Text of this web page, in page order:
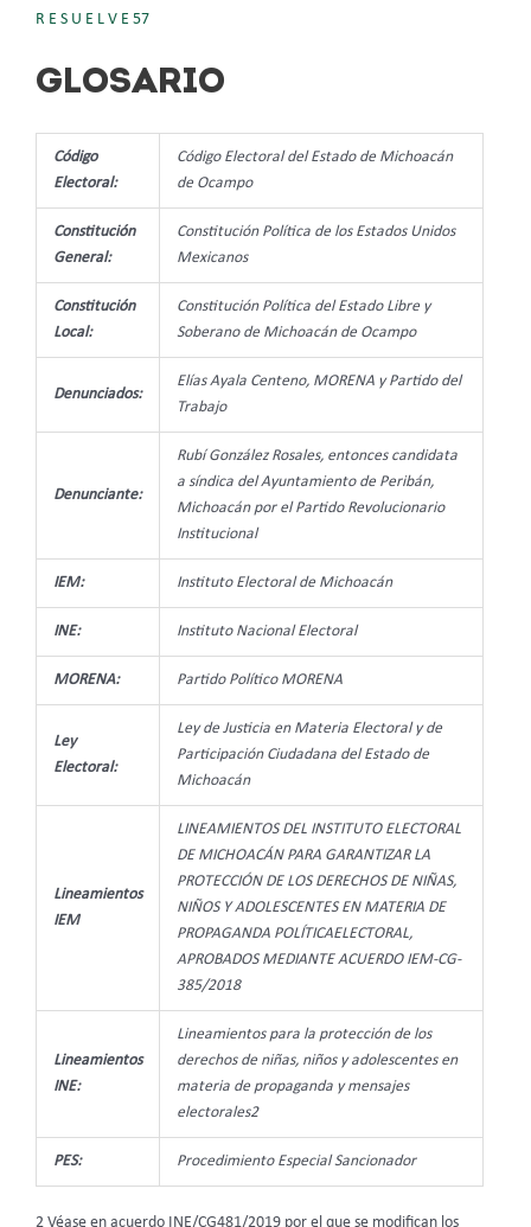
R E S U E L V E 57
GLOSARIO
Código
Electoral:
Código Electoral del Estado de Michoacán
de Ocampo
Constitución
General:
Constitución Política de los Estados Unidos
Mexicanos
Constitución
Local:
Constitución Política del Estado Libre y
Soberano de Michoacán de Ocampo
Denunciados:
Elías Ayala Centeno, MORENA y Partido del
Trabajo
Denunciante:
Rubí González Rosales, entonces candidata
a síndica del Ayuntamiento de Peribán,
Michoacán por el Partido Revolucionario
Institucional
IEM: Instituto Electoral de Michoacán
INE: Instituto Nacional Electoral
MORENA: Partido Político MORENA
Ley
Electoral:
Ley de Justicia en Materia Electoral y de
Participación Ciudadana del Estado de
Michoacán
Lineamientos
IEM
LINEAMIENTOS DEL INSTITUTO ELECTORAL
DE MICHOACÁN PARA GARANTIZAR LA
PROTECCIÓN DE LOS DERECHOS DE NIÑAS,
NIÑOS Y ADOLESCENTES EN MATERIA DE
PROPAGANDA POLÍTICAELECTORAL,
APROBADOS MEDIANTE ACUERDO IEM-CG-
385/2018
Lineamientos
INE:
Lineamientos para la protección de los
derechos de niñas, niños y adolescentes en
materia de propaganda y mensajes
electorales2
PES: Procedimiento Especial Sancionador
2 Véase en acuerdo INE/CG481/2019 por el que se modifican los